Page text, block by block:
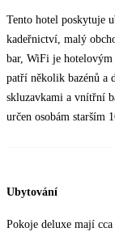
Tento hotel poskytuje
kadeřnictví, malý
bar, WiFi je
patří několik bazénů a
skluzavkami a vnítřní
určen osobám starším
Ubytování
Pokoje deluxe mají